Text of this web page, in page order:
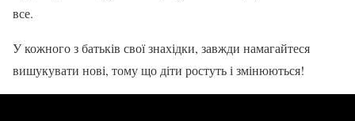
все.
У кожного з батьків свої знахідки, завжди намагайтеся
вишукувати нові, тому що діти ростуть і змінюються!